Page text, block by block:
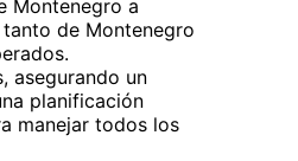
Montenegro a
de Montenegro
asegurando un
planificación
manejar todos los